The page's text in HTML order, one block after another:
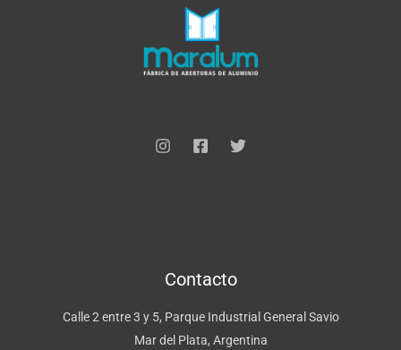
Contacto
Calle 2 entre 3 y 5, Parque Industrial General Savio
Mar del Plata, Argentina